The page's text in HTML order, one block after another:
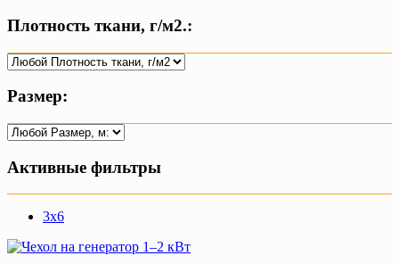
Плотность ткани, г/м2.:
Размер:
Активные фильтры
3х6